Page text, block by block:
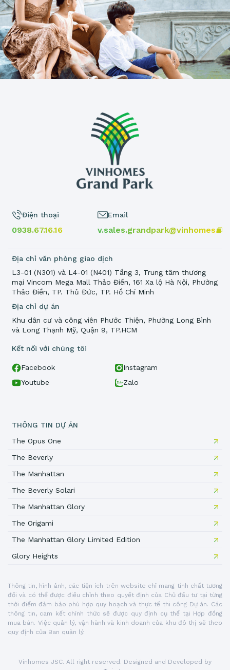
Vinhomes JSC. All right reserved. Designed and Developed by
Địa chỉ dự án
Khu dân cư và công viên Phước Thiện, Phường Long Bình
và Long Thạnh Mỹ, Quận 9, TP.HCM
Điện thoại
0938.67.16.16
Email
v.sales.grandpark@vinhomes.vn
Địa chỉ văn phòng giao dịch
L3-01 (N301) và L4-01 (N401) Tầng 3, Trung tâm thương
mại Vincom Mega Mall Thảo Điền, 161 Xa lộ Hà Nội, Phường
Thảo Điền, TP. Thủ Đức, TP. Hồ Chí Minh
Kết nối với chúng tôi
Facebook
Instagram
Youtube
Zalo
THÔNG TIN DỰ ÁN
The Opus One
The Beverly
The Manhattan
The Beverly Solari
The Manhattan Glory
The Origami
The Manhattan Glory Limited Edition
Glory Heights
Thông tin, hình ảnh, các tiện ích trên website chỉ mang tính chất tương
đối và có thể được điều chỉnh theo quyết định của Chủ đầu tư tại từng
thời điểm đảm bảo phù hợp quy hoạch và thực tế thi công Dự án. Các
thông tin, cam kết chính thức sẽ được quy định cụ thể tại Hợp đồng
mua bán. Việc quản lý, vận hành và kinh doanh của khu đô thị sẽ theo
quy định của Ban quản lý.